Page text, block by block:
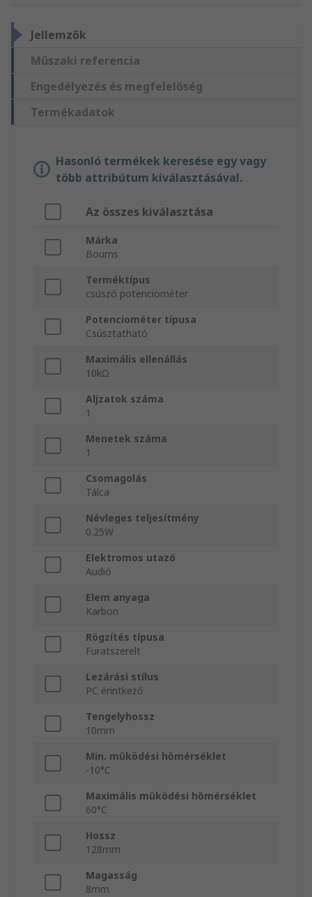
Jellemzők
Műszaki referencia
Engedélyezés és megfelelőség
Termékadatok
Hasonló termékek keresése egy vagy
több attribútum kiválasztásával.
Az összes kiválasztása
Márka
Bourns
Terméktípus
csúszó potenciométer
Potenciométer típusa
Csúsztatható
Maximális ellenállás
10kΩ
Aljzatok száma
1
Menetek száma
1
Csomagolás
Tálca
Névleges teljesítmény
0.25W
Elektromos utazó
Audió
Elem anyaga
Karbon
Rögzítés típusa
Furatszerelt
Lezárási stílus
PC érintkező
Tengelyhossz
10mm
Min. működési hőmérséklet
-10°C
Maximális működési hőmérséklet
60°C
Hossz
128mm
Magasság
8mm